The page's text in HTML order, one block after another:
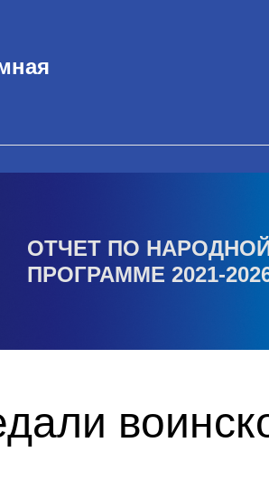
ОТЧЕТ ПО
ПРОГРАММЕ 2021-